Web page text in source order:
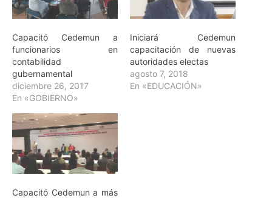
Capacitó Cedemun a
funcionarios en
contabilidad
gubernamental
diciembre 26, 2017
En «GOBIERNO»
Iniciará Cedemun
capacitación de nuevas
autoridades electas
agosto 7, 2018
En «EDUCACIÓN»
Capacitó Cedemun a más